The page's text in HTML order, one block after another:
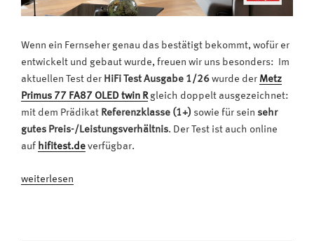
Wenn ein Fernseher genau das bestätigt bekommt, wofür er
entwickelt und gebaut wurde, freuen wir uns besonders: Im
aktuellen Test der HiFi Test Ausgabe 1/26 wurde der Metz
Primus 77 FA87 OLED twin Rgleich doppelt ausgezeichnet:
mit dem Prädikat Referenzklasse (1+) sowie für sein sehr
gutes Preis-/Leistungsverhältnis. Der Test ist auch online
auf hifitest.de verfügbar.
„Der
weiterlesen